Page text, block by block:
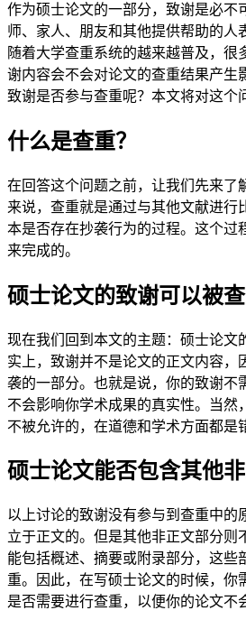
作为硕士论文的一部分，致谢是必不
师、家人、朋友和其他提供帮助的人
随着大学查重系统的越来越普及，很
谢内容会不会对论文的查重结果产生
致谢是否参与查重呢？本文将对这个
什么是查重？
在回答这个问题之前，让我们先来了
来说，查重就是通过与其他文献进行
本是否存在抄袭行为的过程。这个过
来完成的。
硕士论文的致谢可以被查
现在我们回到本文的主题：硕士论文
实上，致谢并不是论文的正文内容，
袭的一部分。也就是说，你的致谢不
不会影响你学术成果的真实性。当然
不被允许的，在道德和学术方面都是
硕士论文能否包含其他非
以上讨论的致谢没有参与到查重中的
立于正文的。但是其他非正文部分则
能包括概述、摘要或附录部分，这些
重。因此，在写硕士论文的时候，你
是否需要进行查重，以便你的论文不